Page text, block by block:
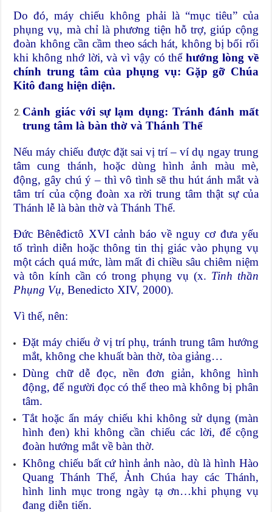
Do đó, máy chiếu không phải là “mục tiêu” của
phụng vụ, mà chỉ là phương tiện hỗ trợ, giúp cộng
đoàn không cần cầm theo sách hát, không bị bối rối
khi không nhớ lời, và vì vậy có thểhướng lòng về
chính trung tâm của phụng vụ: Gặp gỡ Chúa
Kitô đang hiện diện.
Cảnh giác với sự lạm dụng: Tránh đánh mất
trung tâm là bàn thờ và Thánh Thể
Nếu máy chiếu được đặt sai vị trí – ví dụ ngay trung
tâm cung thánh, hoặc dùng hình ảnh màu mè,
động, gây chú ý – thì vô tình sẽ thu hút ánh mắt và
tâm trí của cộng đoàn xa rời trung tâm thật sự của
Thánh lễ là bàn thờ và Thánh Thể.
Đức Bênêđictô XVI cảnh báo về nguy cơ đưa yếu
tố trình diễn hoặc thông tin thị giác vào phụng vụ
một cách quá mức, làm mất đi chiều sâu chiêm niệm
và tôn kính cần có trong phụng vụ (x. Tinh thần
Phụng Vụ, Benedicto XIV, 2000).
Vì thế, nên:
Đặt máy chiếu ở vị trí phụ, tránh trung tâm hướng
mắt, không che khuất bàn thờ, tòa giảng…
Dùng chữ dễ đọc, nền đơn giản, không hình
động, để người đọc có thể theo mà không bị phân
tâm.
Tắt hoặc ẩn máy chiếu khi không sử dụng (màn
hình đen) khi không cần chiếu các lời, để cộng
đoàn hướng mắt về bàn thờ.
Không chiếu bất cứ hình ảnh nào, dù là hình Hào
Quang Thánh Thể, Ảnh Chúa hay các Thánh,
hình linh mục trong ngày tạ ơn…khi phụng vụ
đang diễn tiến.